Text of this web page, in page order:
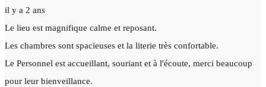
il y a 2 ans
Le lieu est magnifique calme et reposant.
Les chambres sont spacieuses et la literie très confortable.
Le Personnel est accueillant, souriant et à l'écoute, merci beaucoup
pour leur bienveillance.